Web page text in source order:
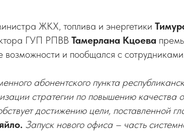
ЖКХ, топлива и энергетики
ГУП РПВВ Тамерлана Кцоева
возможности и пообщался с
абонентского пункта
стратегии по повышению качества
достижению цели, поставленной
Запуск нового офиса – часть